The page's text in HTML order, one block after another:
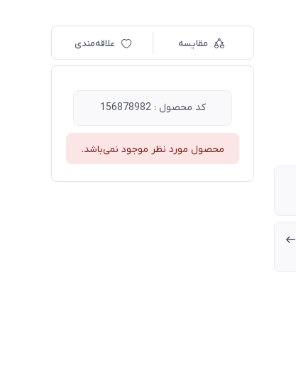
مقایسه علاقه‌مندی
کد محصول : 156878982
محصول مورد نظر موجود نمی‌باشد.